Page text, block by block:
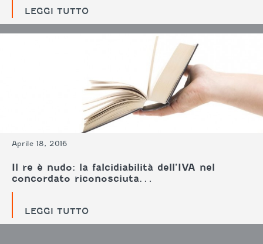
LEGGI TUTTO
Aprile 18, 2016
Il re è nudo: la falcidiabilità dell’IVA nel
concordato riconosciuta…
LEGGI TUTTO